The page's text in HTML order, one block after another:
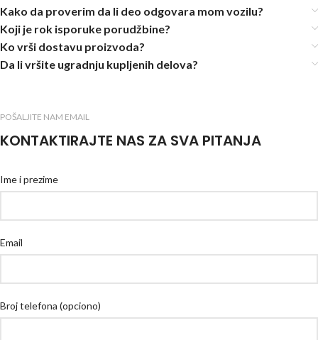
Kako da proverim da li deo odgovara mom vozilu?
Koji je rok isporuke porudžbine?
Ko vrši dostavu proizvoda?
Da li vršite ugradnju kupljenih delova?
POŠALJITE NAM EMAIL
KONTAKTIRAJTE NAS ZA SVA PITANJA
Ime i prezime
Email
Broj telefona (opciono)